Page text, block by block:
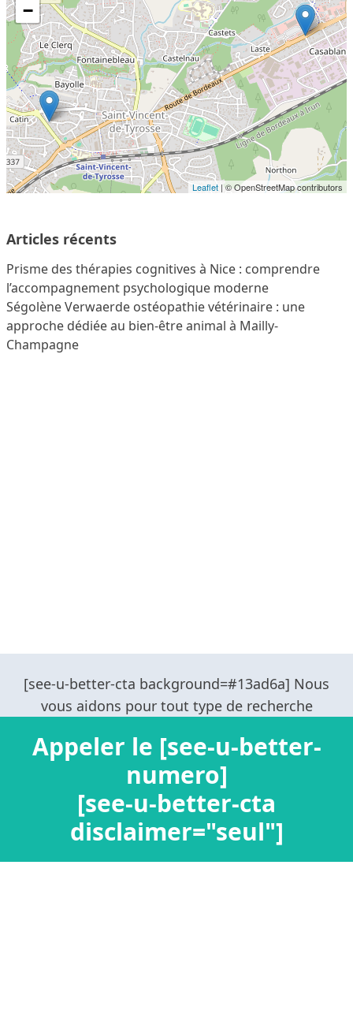
−
Leaflet | © OpenStreetMap contributors
Articles récents
Prisme des thérapies cognitives à Nice : comprendre
l’accompagnement psychologique moderne
Ségolène Verwaerde ostéopathie vétérinaire : une
approche dédiée au bien-être animal à Mailly-
Champagne
Appeler le [see-u-better-
numero]
[see-u-better-cta
disclaimer="seul"]